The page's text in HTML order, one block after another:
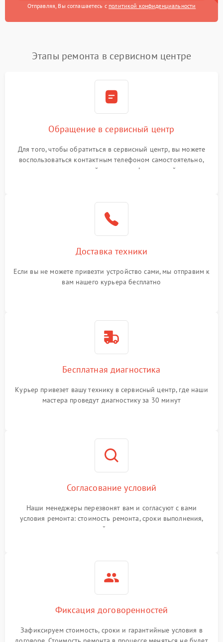
Отправляя, Вы соглашаетесь с политикой конфиденциальности
Этапы ремонта в сервисном центре
Обращение в сервисный центр
Для того, чтобы обратиться в сервисный центр, вы можете
воспользоваться контактным телефоном самостоятельно,
или оставить свой номер телефона на сайте
Доставка техники
Если вы не можете привезти устройство сами, мы отправим к
вам нашего курьера бесплатно
Бесплатная диагностика
Курьер привезет вашу технику в сервисный центр, где наши
мастера проведут диагностику за 30 минут
Согласование условий
Наши менеджеры перезвонят вам и согласуют с вами
условия ремонта: стоимость ремонта, сроки выполнения,
гарантийные условия
Фиксация договоренностей
Зафиксируем стоимость, сроки и гарантийные условия в